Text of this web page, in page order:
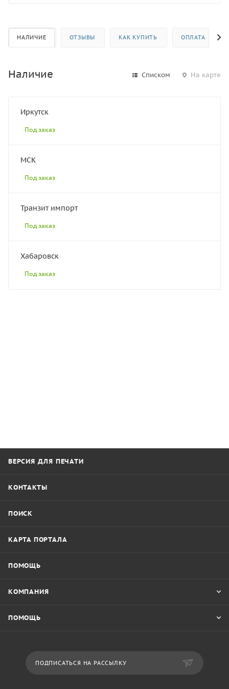
НАЛИЧИЕ ОТЗЫВЫ КАК КУПИТЬ ОПЛАТА
Наличие Списком На карте
Иркутск
Под заказ
МСК
Под заказ
Транзит импорт
Под заказ
Хабаровск
Под заказ
ВЕРСИЯ ДЛЯ ПЕЧАТИ
КОНТАКТЫ
ПОИСК
КАРТА ПОРТАЛА
ПОМОЩЬ
КОМПАНИЯ
ПОМОЩЬ
ПОДПИСАТЬСЯ НА РАССЫЛКУ